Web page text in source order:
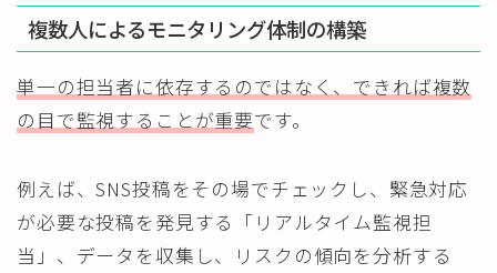
複数人によるモニタリング体制の構築
単一の担当者に依存するのではなく、できれば複数
の目で監視することが重要です。
例えば、SNS投稿をその場でチェックし、緊急対応
が必要な投稿を発見する「リアルタイム監視担
当」、データを収集し、リスクの傾向を分析する